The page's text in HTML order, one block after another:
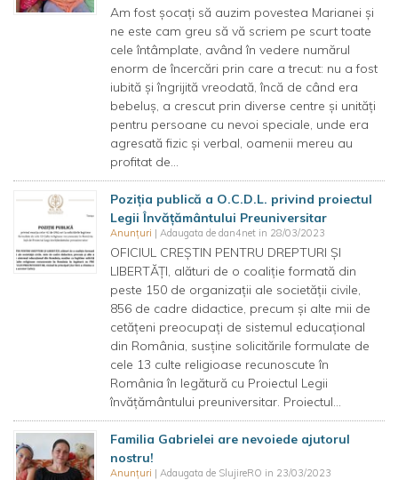
Am fost șocați să auzim povestea Marianei și
ne este cam greu să vă scriem pe scurt toate
cele întâmplate, având în vedere numărul
enorm de încercări prin care a trecut: nu a fost
iubită și îngrijită vreodată, încă de când era
bebeluș, a crescut prin diverse centre și unități
pentru persoane cu nevoi speciale, unde era
agresată fizic și verbal, oamenii mereu au
profitat de...
Poziția publică a O.C.D.L. privind proiectul
Legii Învățământului Preuniversitar
Anunțuri | Adaugata de dan4net in 28/03/2023
OFICIUL CREȘTIN PENTRU DREPTURI ȘI
LIBERTĂȚI, alături de o coaliție formată din
peste 150 de organizații ale societății civile,
856 de cadre didactice, precum și alte mii de
cetățeni preocupați de sistemul educațional
din România, susține solicitările formulate de
cele 13 culte religioase recunoscute în
România în legătură cu Proiectul Legii
învățământului preuniversitar. Proiectul...
Familia Gabrielei are nevoiede ajutorul
nostru!
Anunțuri | Adaugata de SlujireRO in 23/03/2023